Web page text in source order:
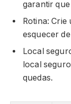
garantir
Rotina:
esquecer
Local
local
quedas.